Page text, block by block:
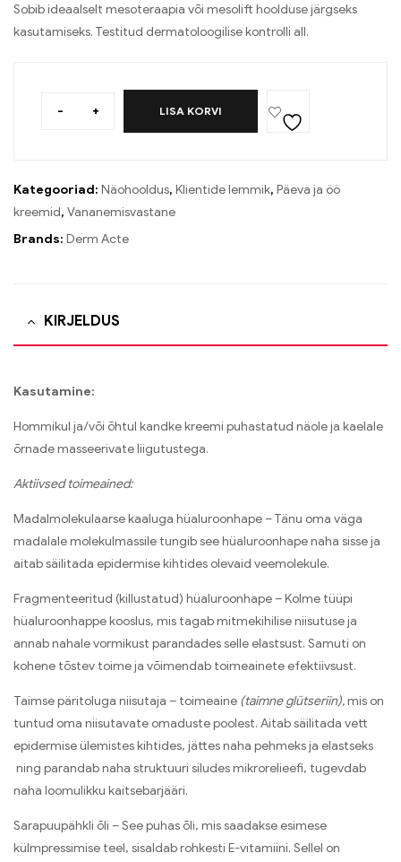
Sobib ideaalselt mesoteraapia või mesolift hoolduse järgseks
kasutamiseks. Testitud dermatoloogilise kontrolli all.
- + LISA KORVI
Kategooriad: Näohooldus, Klientide lemmik, Päeva ja öö
kreemid, Vananemisvastane
Brands: Derm Acte
KIRJELDUS
Kasutamine:
Hommikul ja/või õhtul kandke kreemi puhastatud näole ja kaelale
õrnade masseerivate liigutustega.
Aktiivsed toimeained:
Madalmolekulaarse kaaluga hüaluroonhape – Tänu oma väga
madalale molekulmassile tungib see hüaluroonhape naha sisse ja
aitab säilitada epidermise kihtides olevaid veemolekule.
Fragmenteeritud (killustatud) hüaluroonhape – Kolme tüüpi
hüaluroonhappe kooslus, mis tagab mitmekihilise niisutuse ja
annab nahale vormikust parandades selle elastsust. Samuti on
kohene tõstev toime ja võimendab toimeainete efektiivsust.
Taimse päritoluga niisutaja – toimeaine (taimne glütseriin),mis on
tuntud oma niisutavate omaduste poolest. Aitab säilitada vett
epidermise ülemistes kihtides, jättes naha pehmeks ja elastseks
ning parandab naha struktuuri siludes mikrorelieefi, tugevdab
naha loomulikku kaitsebarjääri.
Sarapuupähkli õli – See puhas õli, mis saadakse esimese
külmpressimise teel, sisaldab rohkesti E-vitamiini. Sellel on